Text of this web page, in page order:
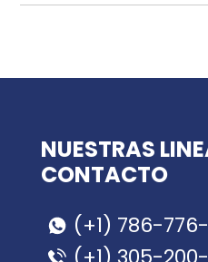
NUESTRAS
CONTACTO
(+1) 786-